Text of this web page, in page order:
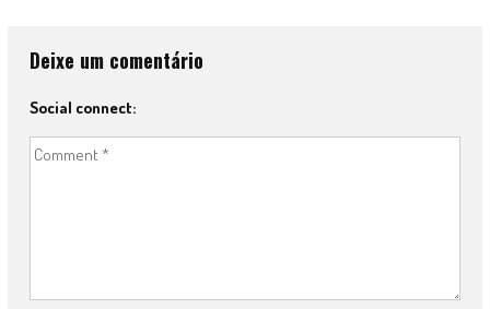
Deixe um comentário
Social connect: